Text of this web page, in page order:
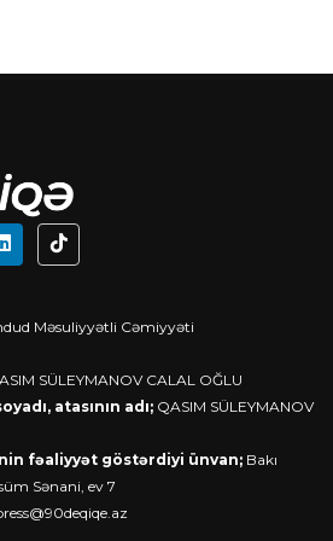
Məsuliyyətli Cəmiyyəti
SÜLEYMANOV CALAL OĞLU
atasının adı; QASIM SÜLEYMANOV
fəaliyyət göstərdiyi ünvan; Bakı
Sənani, ev 7